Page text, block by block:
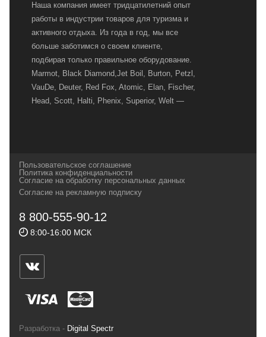
Наша компания имеет тридцатилетний опыт
работы в индустрии товаров для туризма и
активного отдыха. Из года в год, мы все
больше заботимся о своем клиенте,
подбирая только правильное оборудование.
Marmot, Black Diamond,Jet Boil, Burton, Petzl,
VauDe, Deuter, Red Fox, Atomic, Elan, Fischer,
Head, Scott, Halti, Phenix, Superior, Welt —
и взыскательных путешественников,
спортсменов и отдыхающих.
Геннадьевич
ИНН 590300057023 ОГРН 304590319000121
ул.Советская, 25, магазин Басег.
Тел./факс (342) 2101242
Пользовательское соглашение
Политика конфиденциальности
Согласие на обработку персональных данных
Согласие на рекламную подписку
8 800-555-90-12
8:00-16:00 МСК
Разработка - Digital Spectr